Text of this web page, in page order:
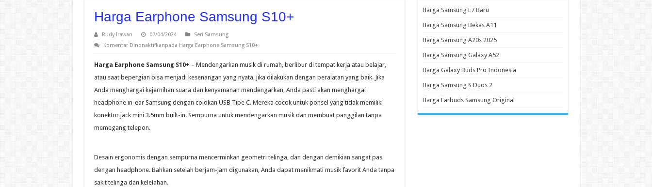
Harga Earphone Samsung S10+
Rudy Irawan 07/04/2024
Seri Samsung
Komentar Dinonaktifkanpada Harga Earphone Samsung S10+
Harga Earphone Samsung S10+ – Mendengarkan musik di rumah, berlibur di tempat kerja atau belajar,
atau saat bepergian bisa menjadi kesenangan yang nyata, jika dilakukan dengan peralatan yang baik. Jika
Anda menghargai kejernihan suara dan kenyamanan mendengarkan, Anda pasti akan menghargai
headphone in-ear Samsung dengan colokan USB Tipe C. Mereka cocok untuk ponsel yang tidak memiliki
konektor jack mini 3.5mm built-in. Sempurna untuk mendengarkan musik dan membuat panggilan tanpa
memegang telepon.
Desain ergonomis dengan sempurna mencerminkan geometri telinga, dan dengan demikian sangat pas
dengan headphone. Bahkan setelah berjam-jam digunakan, Anda dapat menikmati musik favorit Anda tanpa
sakit telinga dan kelelahan.
Harga Samsung E7 Baru
Harga Samsung Bekas A11
Harga Samsung A20s 2025
Harga Samsung Galaxy A52
Harga Galaxy Buds Pro Indonesia
Harga Samsung S Duos 2
Harga Earbuds Samsung Original